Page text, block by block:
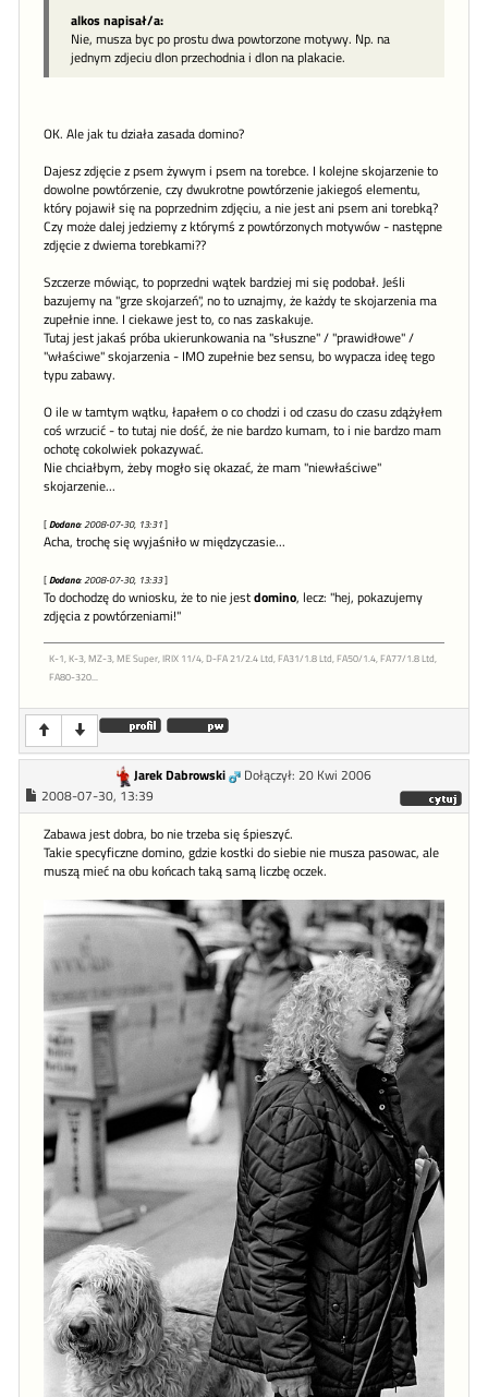
alkos napisał/a:
Nie, musza byc po prostu dwa powtorzone motywy. Np. na
jednym zdjeciu dlon przechodnia i dlon na plakacie.
OK. Ale jak tu działa zasada domino?
Dajesz zdjęcie z psem żywym i psem na torebce. I kolejne skojarzenie to
dowolne powtórzenie, czy dwukrotne powtórzenie jakiegoś elementu,
który pojawił się na poprzednim zdjęciu, a nie jest ani psem ani torebką?
Czy może dalej jedziemy z którymś z powtórzonych motywów - następne
zdjęcie z dwiema torebkami??
Szczerze mówiąc, to poprzedni wątek bardziej mi się podobał. Jeśli
bazujemy na "grze skojarzeń", no to uznajmy, że każdy te skojarzenia ma
zupełnie inne. I ciekawe jest to, co nas zaskakuje.
Tutaj jest jakaś próba ukierunkowania na "słuszne" / "prawidłowe" /
"właściwe" skojarzenia - IMO zupełnie bez sensu, bo wypacza ideę tego
typu zabawy.
O ile w tamtym wątku, łapałem o co chodzi i od czasu do czasu zdążyłem
coś wrzucić - to tutaj nie dość, że nie bardzo kumam, to i nie bardzo mam
ochotę cokolwiek pokazywać.
Nie chciałbym, żeby mogło się okazać, że mam "niewłaściwe"
skojarzenie...
[Dodano: 2008-07-30, 13:31]
Acha, trochę się wyjaśniło w międzyczasie...
[Dodano: 2008-07-30, 13:33]
To dochodzę do wniosku, że to nie jestdomino, lecz: "hej, pokazujemy
zdjęcia z powtórzeniami!"
K-1, K-3, MZ-3, ME Super, IRIX 11/4, D-FA 21/2.4 Ltd, FA31/1.8 Ltd, FA50/1.4, FA77/1.8 Ltd,
FA80-320...
Jarek Dabrowski
Dołączył: 20 Kwi 2006
2008-07-30, 13:39
Zabawa jest dobra, bo nie trzeba się śpieszyć.
Takie specyficzne domino, gdzie kostki do siebie nie musza pasowac, ale
muszą mieć na obu końcach taką samą liczbę oczek.